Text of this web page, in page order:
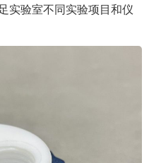
实验室不同实验项目和仪